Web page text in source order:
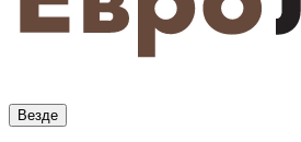
Везде